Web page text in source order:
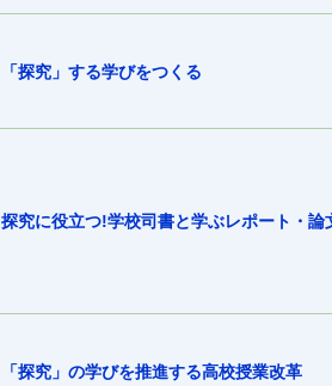
「探究」する学びをつくる
探究に役立つ!学校司書と学ぶレポート・論
「探究」の学びを推進する高校授業改革